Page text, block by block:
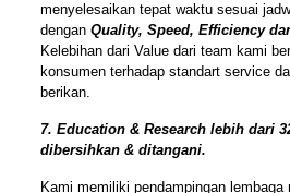
menyelesaikan tepat waktu sesuai
dengan Quality, Speed, Efficiency
Kelebihan dari Value dari team kami
konsumen terhadap standart service
berikan.
7. Education & Research lebih dari
dibersihkan & ditangani.
Kami memiliki pendampingan lembaga